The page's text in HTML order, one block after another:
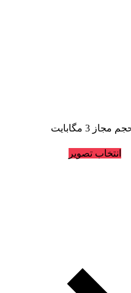
انتخاب تصویر